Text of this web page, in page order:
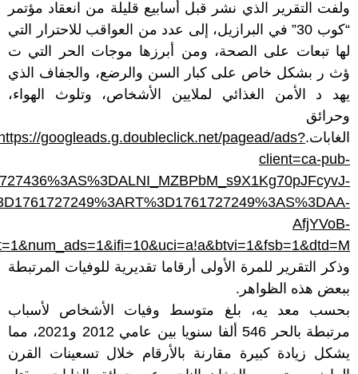
ولفت التقرير الذي نشر قبل أسابيع قليلة من انعقاد مؤتمر
“كوب 30” في البرازيل، إلى عدد من العواقب للاحترار التي
لها تبعات على الصحة، ومن أبرزها موجات الحر التي ت
ؤث ر بشكل خاص على كبار السن والرضع، والجفاف الذي
يهد د الأمن الغذائي لملايين الأشخاص، وتلوث الهواء،
وحرائق
الغابات.googleads.g.doubleclick.net/pagead/ads?
client=ca-pub-
AfjYVoB-
وذكر التقرير للمرة الأولى أرقاما تقديرية للوفيات المرتبطة
ببعض هذه الظواهر.
بحسب معد يه، بلغ متوسط وفيات الأشخاص لأسباب
مرتبطة بالحر 546 ألفا سنويا بين عامي 2012 و2021، مما
يشكل زيادة كبيرة مقارنة بالأرقام خلال تسعينات القرن